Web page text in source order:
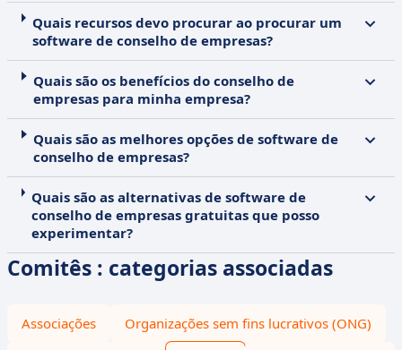
Quais recursos devo procurar ao procurar um
software de conselho de empresas?
Quais são os benefícios do conselho de
empresas para minha empresa?
Quais são as melhores opções de software de
conselho de empresas?
Quais são as alternativas de software de
conselho de empresas gratuitas que posso
experimentar?
Comitês : categorias associadas
Associações Organizações sem fins lucrativos (ONG)